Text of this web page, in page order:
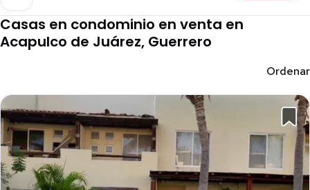
Casas en condominio en venta en
Acapulco de Juárez, Guerrero
Ordenar